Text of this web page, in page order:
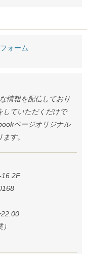
ォーム
情報を配信しており
していただくだけで
ページオリジナル
す。
2F